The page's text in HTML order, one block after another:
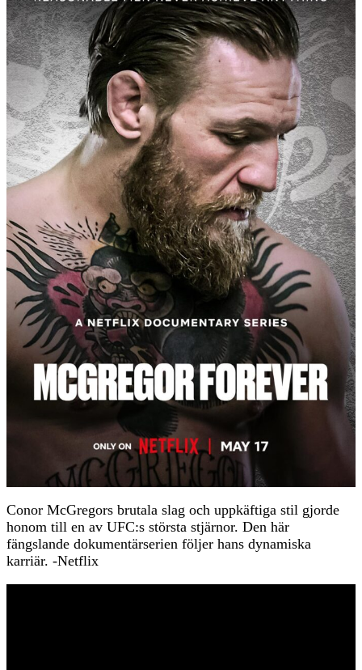
Conor McGregors brutala slag och uppkäftiga stil gjorde
honom till en av UFC:s största stjärnor. Den här
fängslande dokumentärserien följer hans dynamiska
karriär. -Netflix